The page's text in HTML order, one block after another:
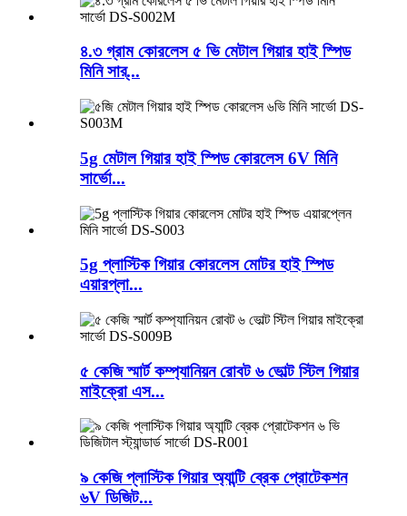
৪.৩ গ্রাম কোরলেস ৫ ভি মেটাল গিয়ার হাই স্পিড
মিনি সার্...
5g মেটাল গিয়ার হাই স্পিড কোরলেস 6V মিনি
সার্ভো...
5g প্লাস্টিক গিয়ার কোরলেস মোটর হাই স্পিড
এয়ারপ্লা...
৫ কেজি স্মার্ট কম্প্যানিয়ন রোবট ৬ ভোল্ট স্টিল গিয়ার
মাইক্রো এস...
৯ কেজি প্লাস্টিক গিয়ার অ্যান্টি ব্রেক প্রোটেকশন
৬V ডিজিট...